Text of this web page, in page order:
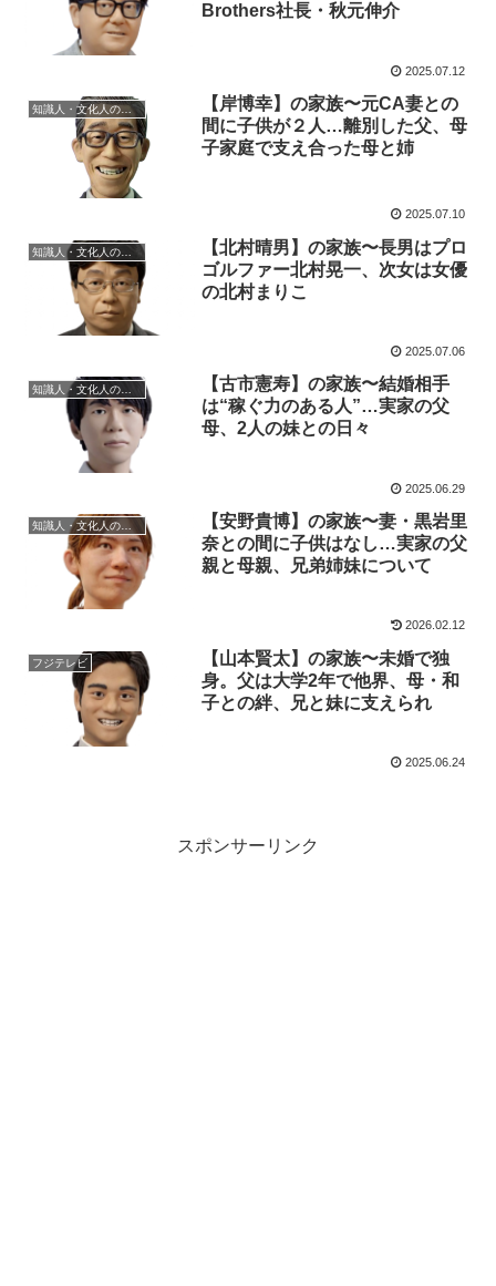
Brothers社長・秋元伸介
2025.07.12
知識人・文化人の家族
【岸博幸】の家族〜元CA妻との
間に子供が２人…離別した父、母
子家庭で支え合った母と姉
2025.07.10
知識人・文化人の家族
【北村晴男】の家族〜長男はプロ
ゴルファー北村晃一、次女は女優
の北村まりこ
2025.07.06
知識人・文化人の家族
【古市憲寿】の家族〜結婚相手
は“稼ぐ力のある人”…実家の父
母、2人の妹との日々
2025.06.29
知識人・文化人の家族
【安野貴博】の家族〜妻・黒岩里
奈との間に子供はなし…実家の父
親と母親、兄弟姉妹について
2026.02.12
フジテレビ
【山本賢太】の家族〜未婚で独
身。父は大学2年で他界、母・和
子との絆、兄と妹に支えられ
2025.06.24
スポンサーリンク